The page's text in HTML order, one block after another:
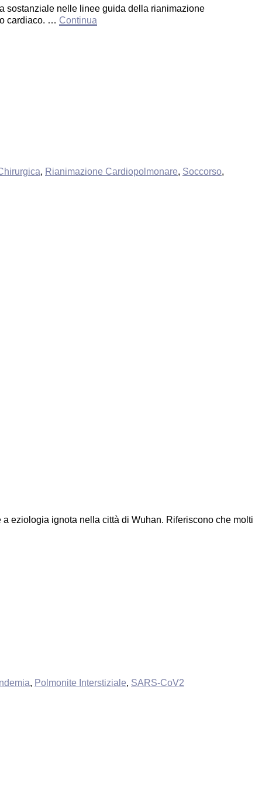
sostanziale nelle linee guida della rianimazione
cardiaco. … Continua
, Rianimazione Cardiopolmonare, Soccorso,
eziologia ignota nella città di Wuhan. Riferiscono che molti
, Polmonite Interstiziale, SARS-CoV2